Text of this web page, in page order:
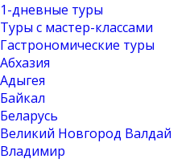
1-дневные туры
Туры с мастер-классами
Гастрономические туры
Абхазия
Адыгея
Байкал
Беларусь
Великий Новгород Валдай
Владимир